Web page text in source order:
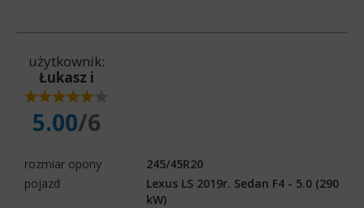
użytkownik:
Łukasz i
5.00/6
rozmiar opony
245/45R20
pojazd
Lexus LS 2019r. Sedan F4 - 5.0 (290
kW)